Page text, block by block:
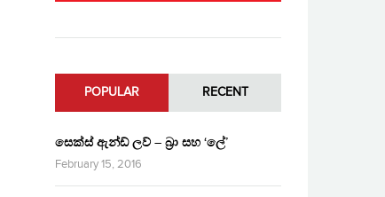
POPULAR RECENT
සෙක්ස් ඇන්ඩ් ලව් – බ්‍රා සහ ‘ලේ’
February 15, 2016